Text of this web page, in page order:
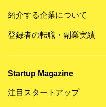
紹介する企業について
登録者の転職・副業実績
Startup Magazine
注目スタートアップ